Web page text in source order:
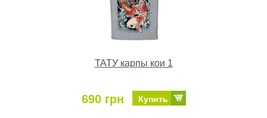
ТАТУ карпы кои 1
690 грн Купить